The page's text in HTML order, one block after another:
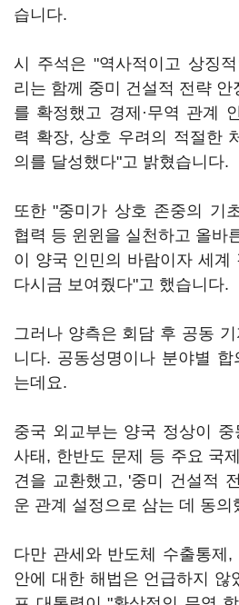
습니다.
시 주석은 "역사적이고 상징
리는 함께 중미 건설적 전략 안
를 확정했고 경제·무역 관계
력 확장, 상호 우려의 적절한
의를 달성했다"고 밝혔습니다.
또한 "중미가 상호 존중의 기
협력 등 윈윈을 실천하고 올바
이 양국 인민의 바람이자 세계
다시금 보여줬다"고 했습니다.
그러나 양측은 회담 후 공동
니다. 공동성명이나 분야별
는데요.
중국 외교부는 양국 정상이
사태, 한반도 문제 등 주요 국
견을 교환했고, '중미 건설적
운 관계 설정으로 삼는 데 동의
다만 관세와 반도체 수출통제
안에 대한 해법은 언급하지 않